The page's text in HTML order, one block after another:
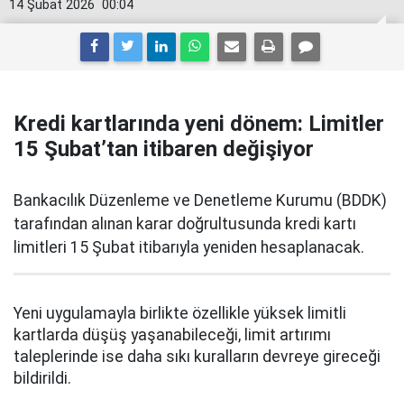
00:04
14 Şubat 2026
Kredi kartlarında yeni dönem: Limitler
15 Şubat’tan itibaren değişiyor
Bankacılık Düzenleme ve Denetleme Kurumu (BDDK)
tarafından alınan karar doğrultusunda kredi kartı
limitleri 15 Şubat itibarıyla yeniden hesaplanacak.
Yeni uygulamayla birlikte özellikle yüksek limitli
kartlarda düşüş yaşanabileceği, limit artırımı
taleplerinde ise daha sıkı kuralların devreye gireceği
bildirildi.